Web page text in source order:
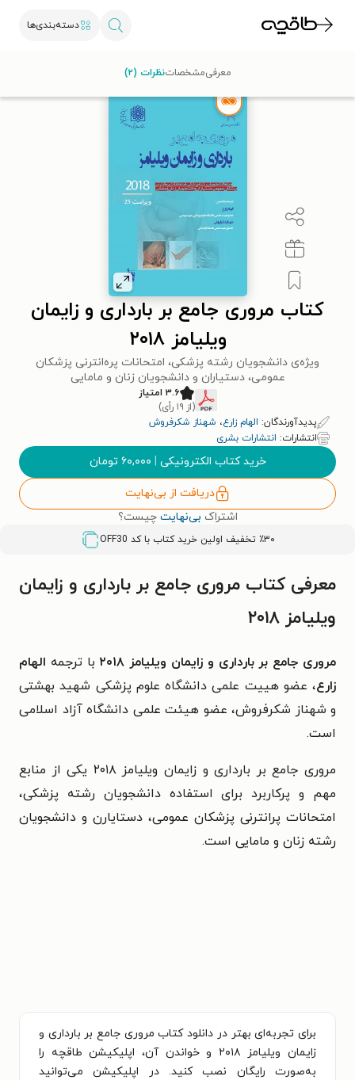
دسته‌بندی‌ها
کتاب مروری جامع بر بارداری و زایمان
ویلیامز ۲۰۱۸
ویژه‌ی دانشجویان رشته پزشکی، امتحانات پره‌انترنی پزشکان
عمومی، دستیاران و دانشجویان زنان و مامایی
۳.۶ امتیاز
(از ۱۹ رأی)
پدیدآورندگان: الهام زارع، شهناز شکرفروش
انتشارات: انتشارات بشری
خرید کتاب الکترونیکی | ۶۰,۰۰۰ تومان
دریافت از بی‌نهایت
اشتراک بی‌نهایت چیست؟
٪۳۰ تخفیف اولین خرید کتاب با کد OFF30
معرفیمشخصاتنظرات (۲)
معرفی کتاب مروری جامع بر بارداری و زایمان
ویلیامز ۲۰۱۸
مروری جامع بر بارداری و زایمان ویلیامز ۲۰۱۸ با ترجمه الهام
زارع، عضو هیيت علمی دانشگاه علوم پزشکی شهید بهشتی
و شهناز شکرفروش، عضو هیئت علمی دانشگاه آزاد اسلامی
است.
مروری جامع بر بارداری و زایمان ویلیامز ۲۰۱۸ یکی از منابع
مهم و پرکاربرد برای استفاده دانشجویان رشته پزشکی،
امتحانات پرانترنی پزشکان عمومی، دستایارن و دانشجویان
رشته زنان و مامایی است.
برای تجربه‌ای بهتر در دانلود کتاب مروری جامع بر بارداری و
زایمان ویلیامز ۲۰۱۸ و خواندن آن، اپلیکیشن طاقچه را
به‌صورت رایگان نصب کنید. در اپلیکیشن می‌توانید